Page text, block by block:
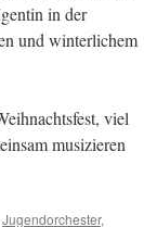
in der
und winterlichem
viel
musizieren
Jugendorchester,